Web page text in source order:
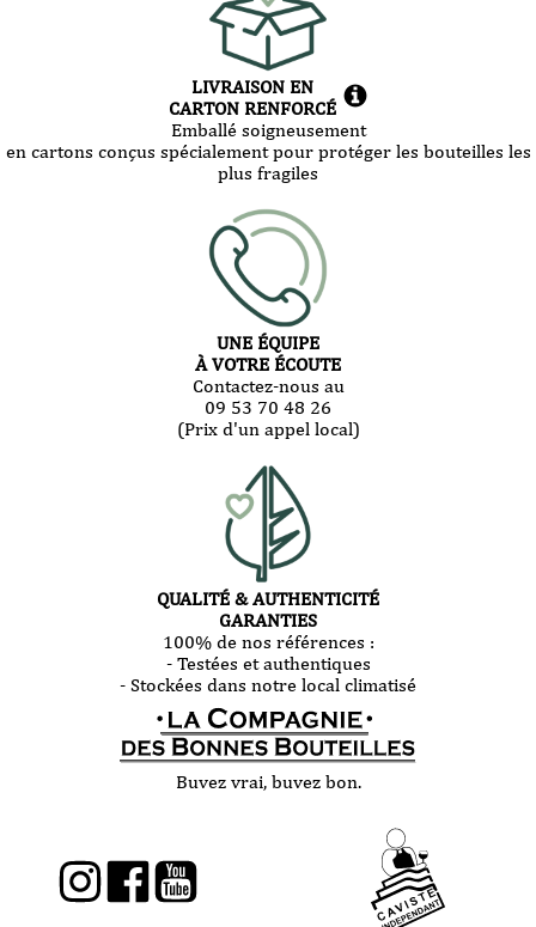
LIVRAISON EN
CARTON RENFORCÉ
Emballé soigneusement
en cartons conçus spécialement pour protéger les bouteilles les
plus fragiles
UNE ÉQUIPE
À VOTRE ÉCOUTE
Contactez-nous au
09 53 70 48 26
(Prix d'un appel local)
QUALITÉ & AUTHENTICITÉ
GARANTIES
100% de nos références :
- Testées et authentiques
- Stockées dans notre local climatisé
Buvez vrai, buvez bon.